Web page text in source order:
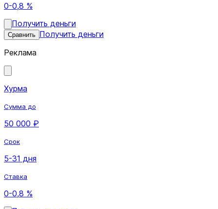
0-0,8 %
Получить деньги
Сравнить Получить деньги
Реклама
Хурма
Сумма до
50 000 ₽
Срок
5-31 дня
Ставка
0-0,8 %